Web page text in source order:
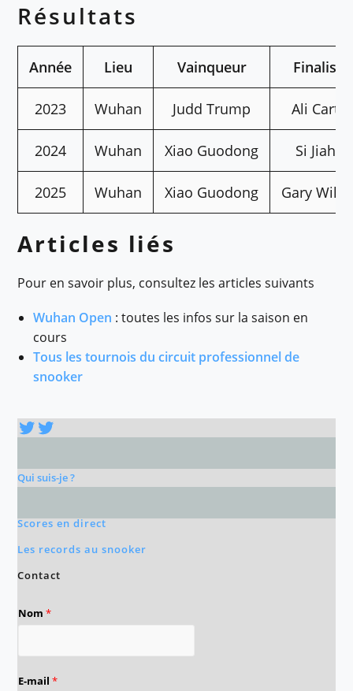
Résultats
Année Lieu Vainqueur Finaliste
2023 Wuhan Judd Trump Ali Carter
2024 Wuhan Xiao Guodong Si Jiahui
2025 Wuhan Xiao Guodong Gary
Articles liés
Pour en savoir plus, consultez les articles suivants
Wuhan Open : toutes les infos sur la saison en
cours
Tous les tournois du circuit professionnel de
snooker
Twitter
Twitter
Qui suis-je ?
Scores en direct
Les records au snooker
Contact
Nom*
E-mail*